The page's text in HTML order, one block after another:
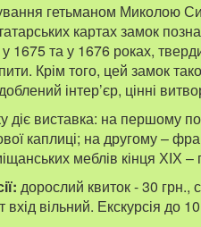
гетьманом Миколою
картах замок
1675 та у 1676 роках,
Крім того, цей замок
інтер’єр, цінні
діє виставка: на першому
каплиці; на другому –
меблів кінця ХІХ
дорослий квиток - 30 грн.,
вільний. Екскурсія до